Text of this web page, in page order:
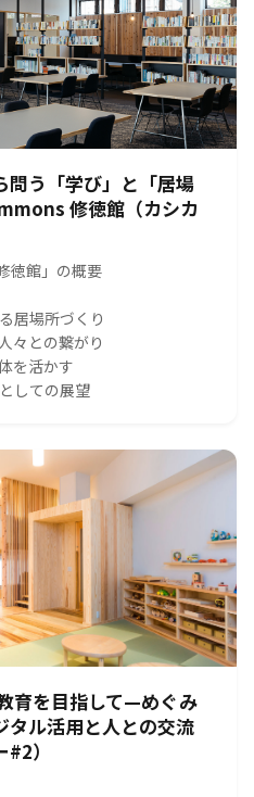
問う「学び」と「居場
修徳館（カシカ
徳館」の概要
居場所づくり
々との繋がり
を活かす
しての展望
育を目指して—めぐみ
タル活用と人との交流
）